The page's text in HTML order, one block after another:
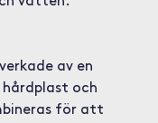
av en
hårdplast och
för att